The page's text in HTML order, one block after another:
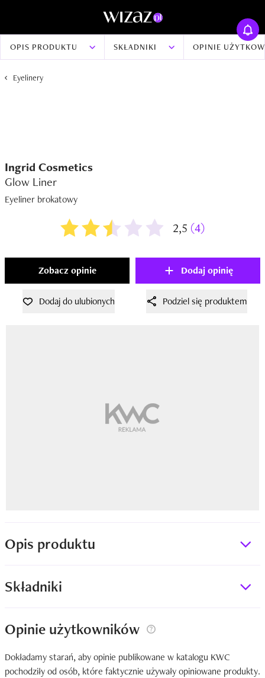
OPIS PRODUKTU SKŁADNIKI OPINIE
Eyelinery
Ingrid Cosmetics
Glow Liner
Eyeliner brokatowy
2,5 (4)
Zobacz opinie Dodaj opinię
Dodaj do ulubionych Podziel się produktem
Opis produktu
Składniki
Opinie użytkowników
Dokładamy starań, aby opinie publikowane w katalogu KWC
pochodziły od osób, które faktycznie używały opiniowane produkty.